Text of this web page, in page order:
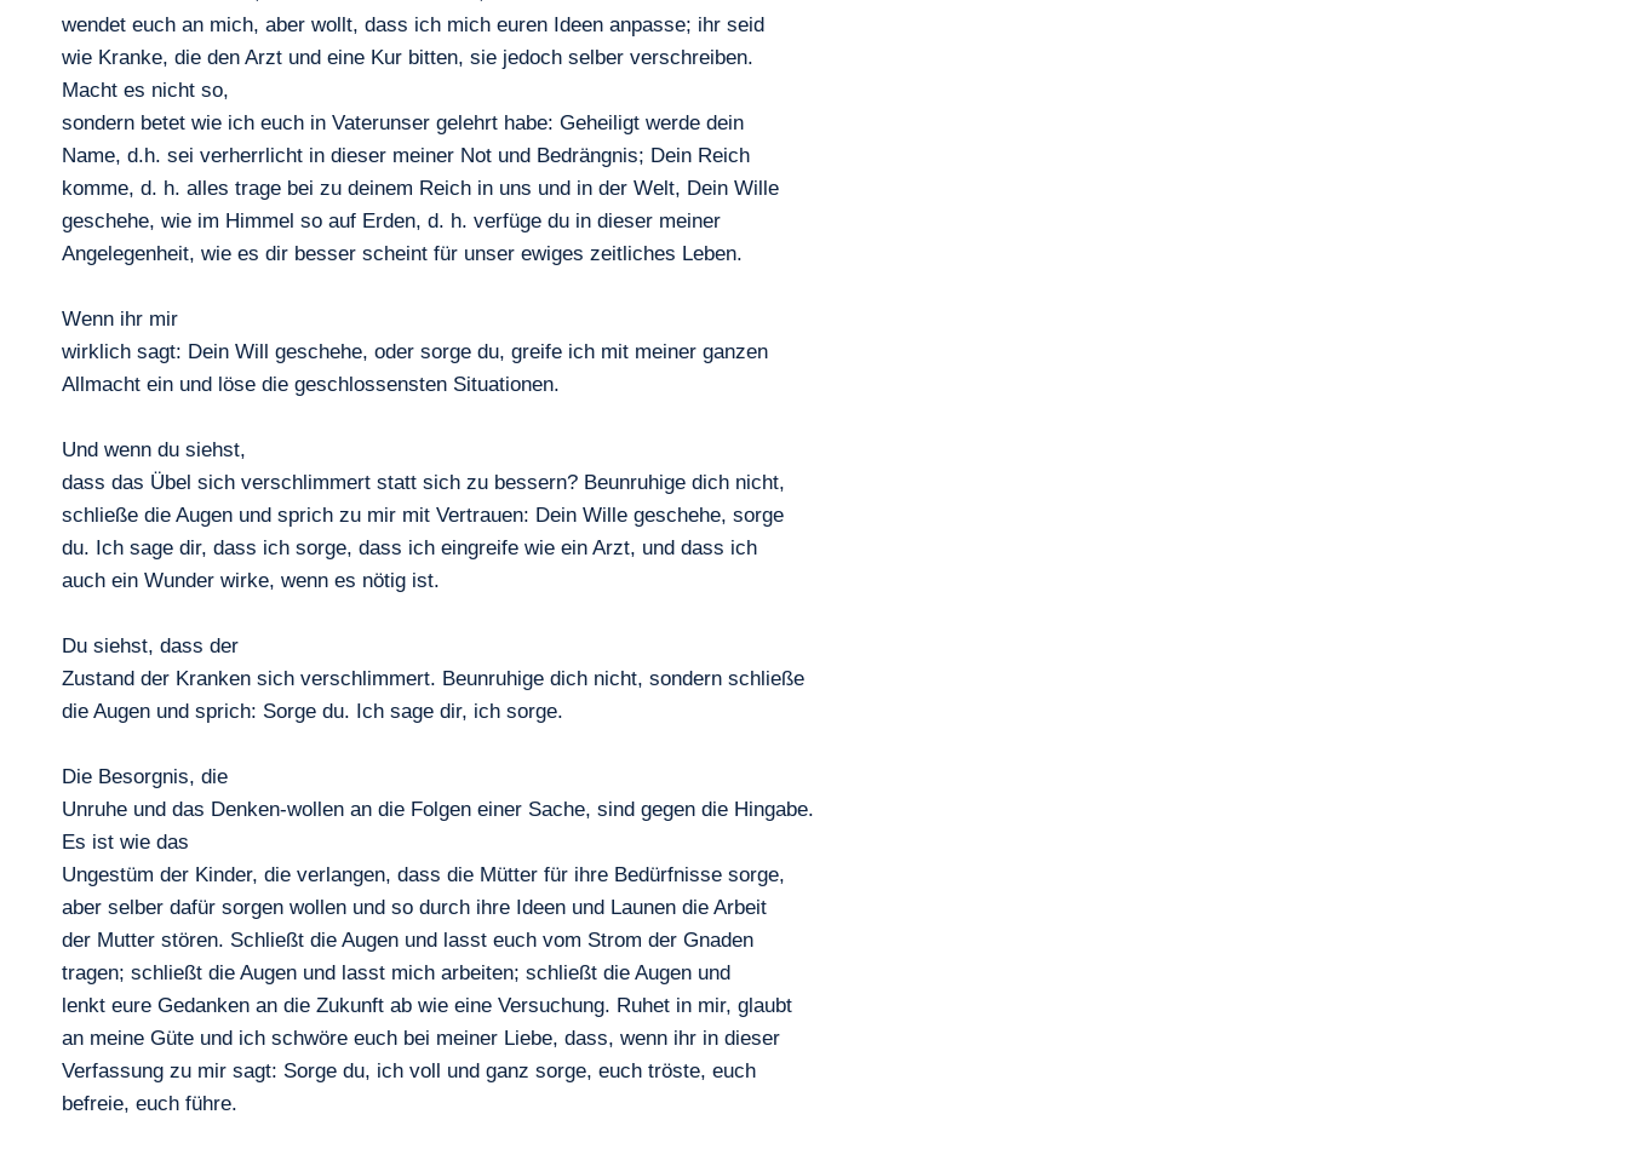
wendet euch an mich, aber wollt, dass ich mich euren Ideen anpasse; ihr seid
wie Kranke, die den Arzt und eine Kur bitten, sie jedoch selber verschreiben.
Macht es nicht so,
sondern betet wie ich euch in Vaterunser gelehrt habe: Geheiligt werde dein
Name, d.h. sei verherrlicht in dieser meiner Not und Bedrängnis; Dein Reich
komme, d. h. alles trage bei zu deinem Reich in uns und in der Welt, Dein Wille
geschehe, wie im Himmel so auf Erden, d. h. verfüge du in dieser meiner
Angelegenheit, wie es dir besser scheint für unser ewiges zeitliches Leben.
Wenn ihr mir
wirklich sagt: Dein Will geschehe, oder sorge du, greife ich mit meiner ganzen
Allmacht ein und löse die geschlossensten Situationen.
Und wenn du siehst,
dass das Übel sich verschlimmert statt sich zu bessern? Beunruhige dich nicht,
schließe die Augen und sprich zu mir mit Vertrauen: Dein Wille geschehe, sorge
du. Ich sage dir, dass ich sorge, dass ich eingreife wie ein Arzt, und dass ich
auch ein Wunder wirke, wenn es nötig ist.
Du siehst, dass der
Zustand der Kranken sich verschlimmert. Beunruhige dich nicht, sondern schließe
die Augen und sprich: Sorge du. Ich sage dir, ich sorge.
Die Besorgnis, die
Unruhe und das Denken-wollen an die Folgen einer Sache, sind gegen die Hingabe.
Es ist wie das
Ungestüm der Kinder, die verlangen, dass die Mütter für ihre Bedürfnisse sorge,
aber selber dafür sorgen wollen und so durch ihre Ideen und Launen die Arbeit
der Mutter stören. Schließt die Augen und lasst euch vom Strom der Gnaden
tragen; schließt die Augen und lasst mich arbeiten; schließt die Augen und
lenkt eure Gedanken an die Zukunft ab wie eine Versuchung. Ruhet in mir, glaubt
an meine Güte und ich schwöre euch bei meiner Liebe, dass, wenn ihr in dieser
Verfassung zu mir sagt: Sorge du, ich voll und ganz sorge, euch tröste, euch
befreie, euch führe.